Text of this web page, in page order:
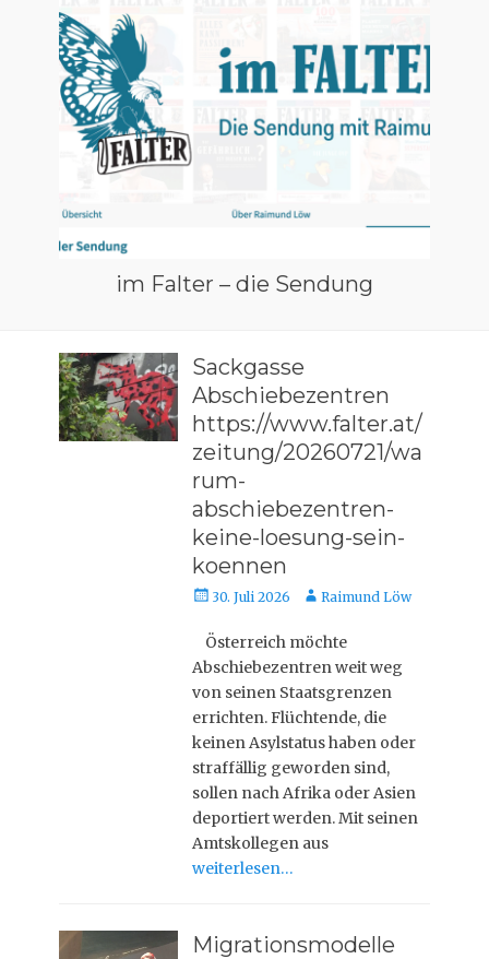
im Falter – die Sendung
Sackgasse
Abschiebezentren
https://www.falter.at/
zeitung/20260721/wa
rum-
abschiebezentren-
keine-loesung-sein-
koennen
Veröffentlicht
30. Juli 2026 AutorRaimund Löw
Österreich möchte
Abschiebezentren weit weg
von seinen Staatsgrenzen
errichten. Flüchtende, die
keinen Asylstatus haben oder
straffällig geworden sind,
sollen nach Afrika oder Asien
deportiert werden. Mit seinen
Amtskollegen aus
weiterlesen…
Migrationsmodelle